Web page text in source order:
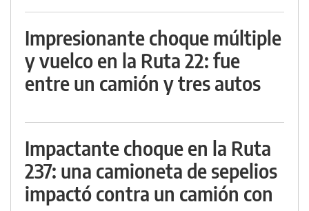
Impresionante choque múltiple
y vuelco en la Ruta 22: fue
entre un camión y tres autos
Impactante choque en la Ruta
237: una camioneta de sepelios
impactó contra un camión con